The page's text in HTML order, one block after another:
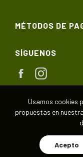
MÉTODOS DE
SÍGUENOS
FacebookInstagram
Usamos cookies
propuestas en
Acepto